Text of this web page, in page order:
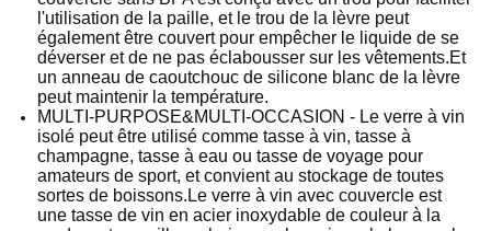
l'utilisation de la paille, et le trou de la lèvre peut
également être couvert pour empêcher le liquide de se
déverser et de ne pas éclabousser sur les vêtements.Et
un anneau de caoutchouc de silicone blanc de la lèvre
peut maintenir la température.
MULTI-PURPOSE&MULTI-OCCASION - Le verre à vin
isolé peut être utilisé comme tasse à vin, tasse à
champagne, tasse à eau ou tasse de voyage pour
amateurs de sport, et convient au stockage de toutes
sortes de boissons.Le verre à vin avec couvercle est
une tasse de vin en acier inoxydable de couleur à la